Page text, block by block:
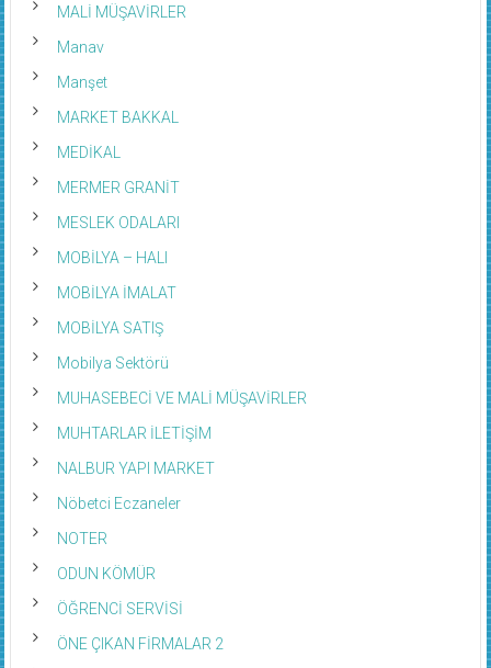
MALİ MÜŞAVİRLER
Manav
Manşet
MARKET BAKKAL
MEDİKAL
MERMER GRANİT
MESLEK ODALARI
MOBİLYA – HALI
MOBİLYA İMALAT
MOBİLYA SATIŞ
Mobilya Sektörü
MUHASEBECİ VE MALİ MÜŞAVİRLER
MUHTARLAR İLETİŞİM
NALBUR YAPI MARKET
Nöbetci Eczaneler
NOTER
ODUN KÖMÜR
ÖĞRENCİ SERVİSİ
ÖNE ÇIKAN FİRMALAR 2